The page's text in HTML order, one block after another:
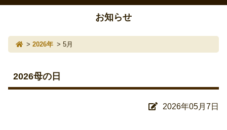
お知らせ
2026年 5月
2026母の日
2026年05月7日